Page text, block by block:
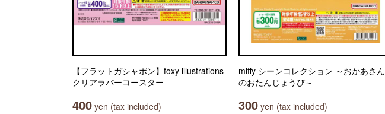
【フラットガシャポン】foxy illustrations
クリアラバーコースター
400 yen (tax included)
miffy シーンコレクション ～おかあさん
のおたんじょうび～
300 yen (tax included)